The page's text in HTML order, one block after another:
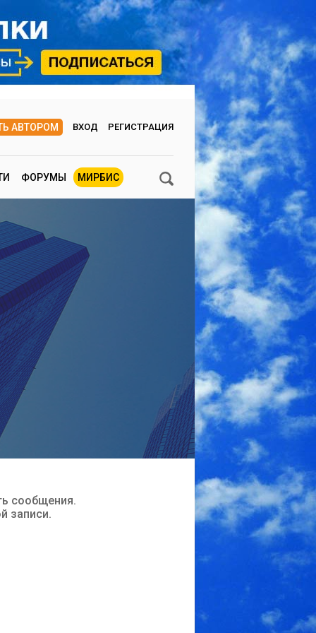
АВТОРОМ ВХОД РЕГИСТРАЦИЯ
ФОРУМЫ МИРБИС
сообщения.
записи.